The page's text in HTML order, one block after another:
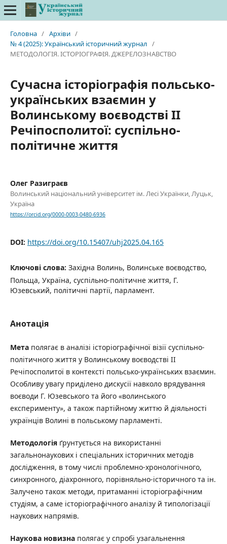
Головна / Архіви /
№ 4 (2025): Український історичний журнал /
МЕТОДОЛОГІЯ. ІСТОРІОГРАФІЯ. ДЖЕРЕЛОЗНАВСТВО
Сучасна історіографія польсько-
українських взаємин у
Волинському воєводстві II
Речіпосполитої: суспільно-
політичне життя
Олег Разиграєв
Волинський національний університет ім. Лесі Українки, Луцьк,
Україна
https://orcid.org/0000-0003-0480-6936
DOI: https://doi.org/10.15407/uhj2025.04.165
Ключові слова: Західна Волинь, Волинське воєводство,
Польща, Україна, суспільно-політичне життя, Г.
Юзевський, політичні партії, парламент.
Анотація
Метаполягає в аналізі історіографічної візії суспільно-
політичного життя у Волинському воєводстві ІІ
Речіпосполитої в контексті польсько-українських взаємин.
Особливу увагу приділено дискусії навколо врядування
воєводи Г. Юзевського та його «волинського
експерименту», а також партійному життю й діяльності
українців Волині в польському парламенті.
Методологіяґрунтується на використанні
загальнонаукових і спеціальних історичних методів
дослідження, в тому числі проблемно-хронологічного,
синхронного, діахронного, порівняльно-історичного та ін.
Залучено також методи, притаманні історіографічним
студіям, а саме історіографічного аналізу й типологізації
наукових напрямів.
Наукова новизнаполягає у спробі узагальнення